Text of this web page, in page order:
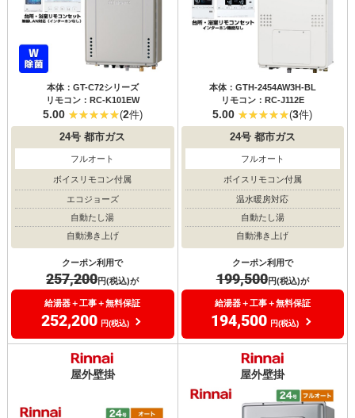
本体：GT-C72シリーズ
リモコン：RC-K101EW
5.00 (2件)
24号 都市ガス
フルオート
ボイスリモコン付属
エコジョーズ
自動たし湯
自動沸き上げ
クーポン利用で
257,200円(税込)が
給湯器＋工事＋無料保証
252,200 円(税込)
本体：GTH-2454AW3H-BL
リモコン：RC-J112E
5.00 (3件)
24号都市ガス
フルオート
ボイスリモコン付属
温水暖房対応
自動たし湯
自動沸き上げ
クーポン利用で
199,500円(税込)が
給湯器＋工事＋無料保証
194,500 円(税込)
屋外壁掛 屋外壁掛